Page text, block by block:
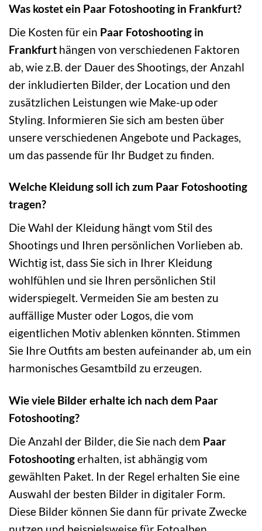
Was kostet ein Paar Fotoshooting in Frankfurt?
Die Kosten für ein Paar Fotoshooting in
Frankfurt hängen von verschiedenen Faktoren
ab, wie z.B. der Dauer des Shootings, der Anzahl
der inkludierten Bilder, der Location und den
zusätzlichen Leistungen wie Make-up oder
Styling. Informieren Sie sich am besten über
unsere verschiedenen Angebote und Packages,
um das passende für Ihr Budget zu finden.
Welche Kleidung soll ich zum Paar Fotoshooting
tragen?
Die Wahl der Kleidung hängt vom Stil des
Shootings und Ihren persönlichen Vorlieben ab.
Wichtig ist, dass Sie sich in Ihrer Kleidung
wohlfühlen und sie Ihren persönlichen Stil
widerspiegelt. Vermeiden Sie am besten zu
auffällige Muster oder Logos, die vom
eigentlichen Motiv ablenken könnten. Stimmen
Sie Ihre Outfits am besten aufeinander ab, um ein
harmonisches Gesamtbild zu erzeugen.
Wie viele Bilder erhalte ich nach dem Paar
Fotoshooting?
Die Anzahl der Bilder, die Sie nach dem Paar
Fotoshootingerhalten, ist abhängig vom
gewählten Paket. In der Regel erhalten Sie eine
Auswahl der besten Bilder in digitaler Form.
Diese Bilder können Sie dann für private Zwecke